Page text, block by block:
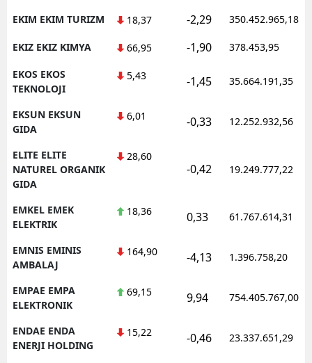
EKIM EKIM TURIZM 18,37 -2,29 350.452.965,18
EKIZ EKIZ KIMYA 66,95 -1,90 378.453,95
EKOS EKOS
TEKNOLOJI
5,43 -1,45 35.664.191,35
EKSUN EKSUN
GIDA
6,01 -0,33 12.252.932,56
ELITE ELITE
NATUREL ORGANIK
GIDA
28,60
-0,42 19.249.777,22
EMKEL EMEK
ELEKTRIK
18,36 0,33 61.767.614,31
EMNIS EMINIS
AMBALAJ
164,90 -4,13 1.396.758,20
EMPAE EMPA
ELEKTRONIK
69,15 9,94 754.405.767,00
ENDAE ENDA
ENERJI HOLDING
15,22 -0,46 23.337.651,29